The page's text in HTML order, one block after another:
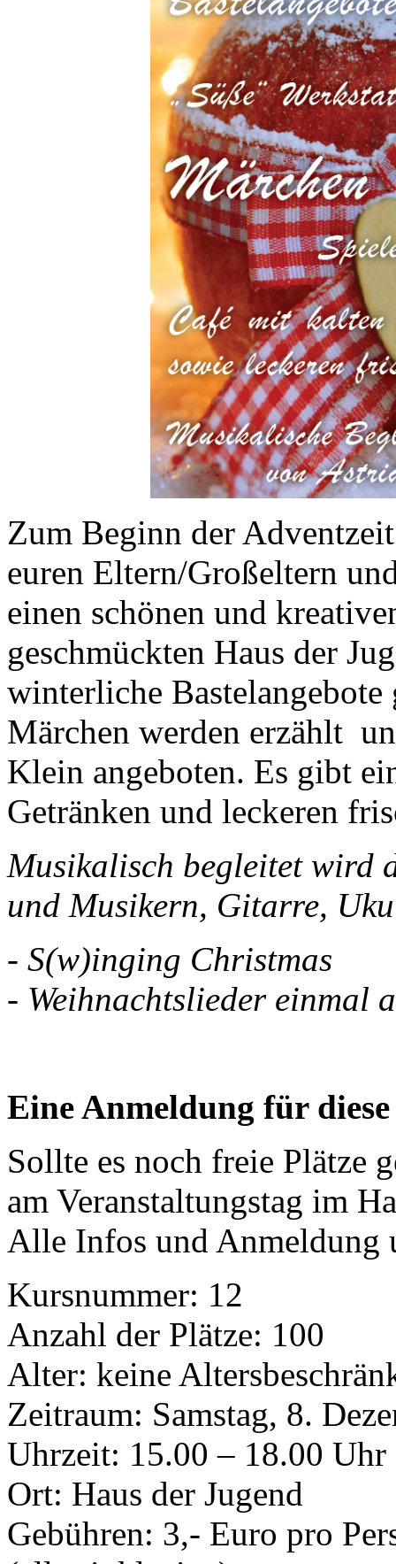
Zum Beginn der
euren Eltern/Großeltern
einen schönen und
geschmückten Haus der
winterliche Bastelangebote
Märchen werden erzählt
Klein angeboten. Es gibt
Getränken und leckeren
Musikalisch begleitet wird
und Musikern, Gitarre,
- S(w)inging Christmas
- Weihnachtslieder einmal
Eine Anmeldung für
Sollte es noch freie Plätze
am Veranstaltungstag im
Alle Infos und Anmeldung
Kursnummer: 12
Anzahl der Plätze: 100
Alter: keine
Zeitraum: Samstag, 8.
Uhrzeit: 15.00 – 18.00 Uhr
Ort: Haus der Jugend
Gebühren: 3,- Euro pro